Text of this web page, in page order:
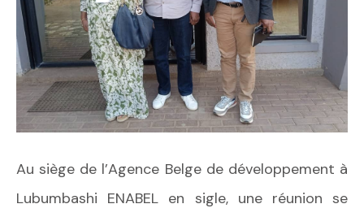
Au siège de l’Agence Belge de développement à
Lubumbashi ENABEL en sigle, une réunion se